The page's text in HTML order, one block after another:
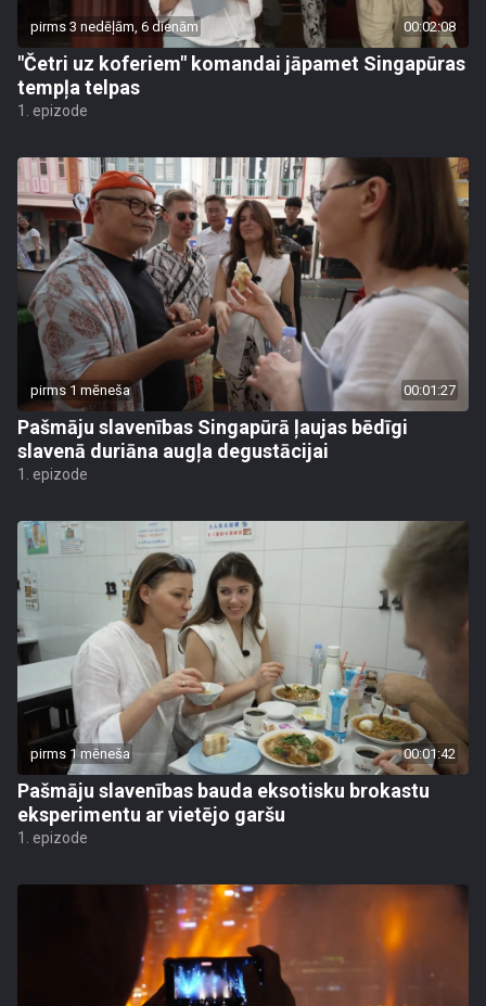
pirms 3 nedēļām, 6 dienām 00:02:08
"Četri uz koferiem" komandai jāpamet Singapūras
tempļa telpas
1. epizode
pirms 1 mēneša 00:01:27
Pašmāju slavenības Singapūrā ļaujas bēdīgi
slavenā duriāna augļa degustācijai
1. epizode
pirms 1 mēneša 00:01:42
Pašmāju slavenības bauda eksotisku brokastu
eksperimentu ar vietējo garšu
1. epizode